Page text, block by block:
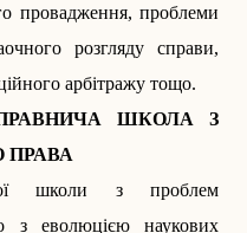
провадження, проблеми
розгляду справи,
арбітражу тощо.
ШКОЛА З
ПРАВА
школи з проблем
з еволюцією наукових